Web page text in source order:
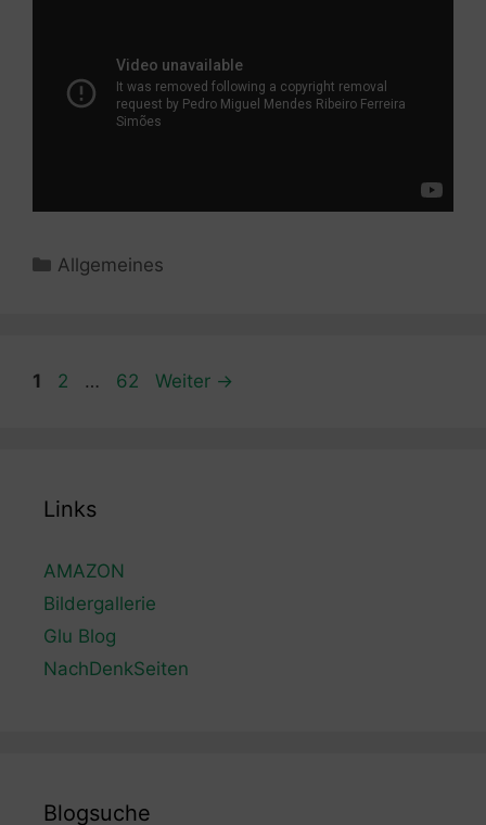
Kategorien
Allgemeines
Seite
1 Seite
2 … Seite
62 Weiter →
Links
AMAZON
Bildergallerie
Glu Blog
NachDenkSeiten
Blogsuche